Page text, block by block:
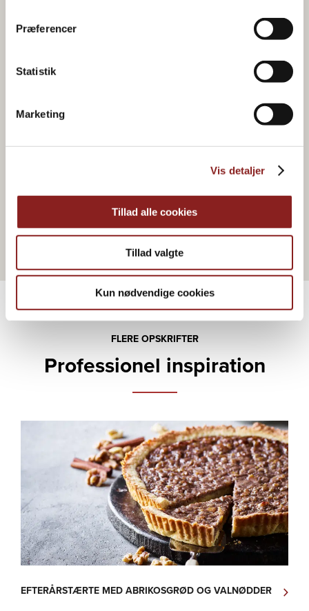
Præferencer
Statistik
Marketing
Vis detaljer
Tillad alle cookies
Tillad valgte
Kun nødvendige cookies
FLERE OPSKRIFTER
Professionel inspiration
EFTERÅRSTÆRTE MED ABRIKOSGRØD OG VALNØDDER